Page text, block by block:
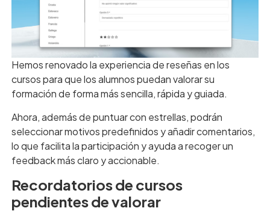
Hemos renovado la experiencia de reseñas en los
cursos para que los alumnos puedan valorar su
formación de forma más sencilla, rápida y guiada.
Ahora, además de puntuar con estrellas, podrán
seleccionar motivos predefinidos y añadir comentarios,
lo que facilita la participación y ayuda a recoger un
feedback más claro y accionable.
Recordatorios de cursos
pendientes de valorar